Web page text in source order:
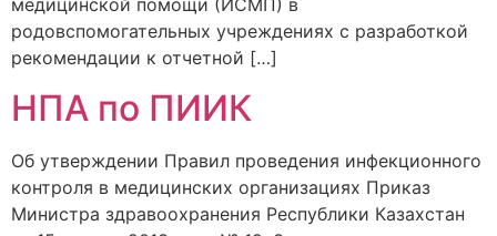
медицинской помощи (ИСМП) в
родовспомогательных учреждениях с разработкой
рекомендации к отчетной […]
НПА по ПИИК
Об утверждении Правил проведения инфекционного
контроля в медицинских организациях Приказ
Министра здравоохранения Республики Казахстан